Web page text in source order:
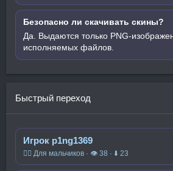
Безопасно ли скачивать скины?
Да. Выдаются только PNG-
исполняемых файлов.
Быстрый переход
Игрок p1ng1369
🧍‍♂️ Для мальчиков · 👁 38 · ⬇ 23